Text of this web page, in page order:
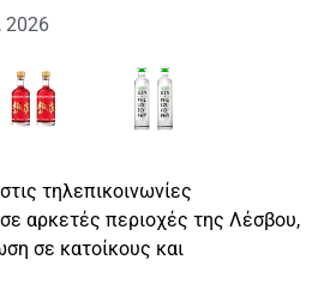
2026
τηλεπικοινωνίες
αρκετές περιοχές της Λέσβου,
σε κατοίκους και